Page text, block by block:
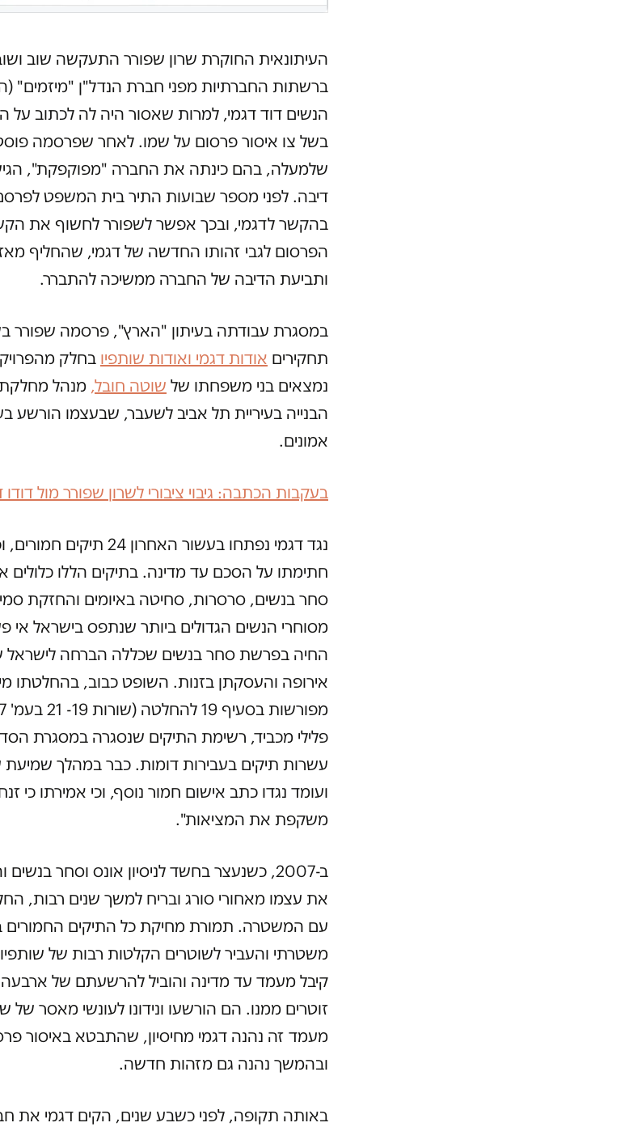
העיתונאית החוקרת שרון שפורר התעקשה שוב
ברשתות החברתיות מפני חברת הנדל"ן "מיזמים"
הנשים דוד דגמי, למרות שאסור היה לה לכתוב
בשל צו איסור פרסום על שמו. לאחר שפרסמה
שלמעלה, בהם כינתה את החברה "מפוקפקת",
דיבה. לפני מספר שבועות התיר בית המשפט
בהקשר לדגמי, ובכך אפשר לשפורר לחשוף את
הפרסום לגבי זהותו החדשה של דגמי, שהחליף
ותביעת הדיבה של החברה ממשיכה להתברר.
במסגרת עבודתה בעיתון "הארץ", פרסמה שפורר
תחקירים אודות דגמי ואודות שותפיו בחלק
נמצאים בני משפחתו של שוטה חובל, מנהל מחלקת
הבנייה בעיריית תל אביב לשעבר, שבעצמו הורשע
אמונים.
בעקבות הכתבה: גיבוי ציבורי לשרון שפורר מול דודו
נגד דגמי נפתחו בעשור
חתימתו על הסכם עד מדינה. בתיקים הללו כלולים
סחר בנשים, סרסרות, סחיטה באיומים והחזקת
מסוחרי הנשים הגדולים ביותר שנתפס בישראל אי
החיה בפרשת סחר בנשים שכללה הברחה לישראל
פלילי מכביד, רשימת התיקים שנסגרה במסגרת
עשרות תיקים בעבירות דומות. כבר במהלך שמיעת
ועומד נגדו כתב אישום חמור נוסף, וכי אמירתו כי
משקפת את המציאות".
ב-2007, כשנעצר בחשד לניסיון אונס וסחר
את עצמו מאחורי סורג ובריח למשך שנים רבות,
עם המשטרה. תמורת מחיקת כל התיקים החמורים
משטרתי והעביר לשוטרים הקלטות רבות של
קיבל מעמד עד מדינה והוביל להרשעתם של
מעמד זה נהנה דגמי מחיסיון, שהתבטא באיסור
ובהמשך נהנה גם מזהות חדשה.
באותה תקופה, לפני כשבע שנים, הקים דגמי את